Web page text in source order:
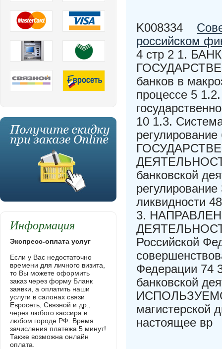
K008334
российском
4 стр 2 1.
банков в
процессе 5
10 1.3.
банковской
ликвидности
3.
Российской
Федерации 74
банковской
магистерской
настоящее вр
Информация
Экспресс-оплата услуг
Если у Вас недостаточно
времени для личного визита,
то Вы можете оформить
заказ через форму Бланк
заявки, а оплатить наши
услуги в салонах связи
Евросеть, Связной и др.,
через любого кассира в
любом городе РФ. Время
зачисления платежа 5 минут!
Также возможна онлайн
оплата.